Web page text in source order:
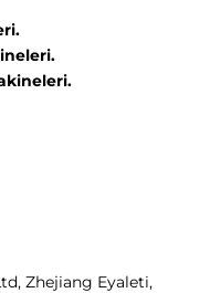
Zhejiang Eyaleti,